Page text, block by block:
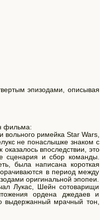
эпизодами, описывая
фильма:
римейка Star Wars,
не понаслышке знаком с
впоследствии, это
сценария и сбор команды.
была написана короткая
в период между
оригинальной эпопеи.
Лукас, Шейн сотоварищи
ордена джедаев и
выдержанный мрачный тон,